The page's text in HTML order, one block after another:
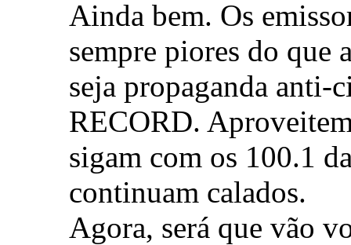
Ainda bem. Os
sempre piores do que
seja propaganda anti-
RECORD.
sigam com os 100.1
continuam calados.
Agora, será que vão